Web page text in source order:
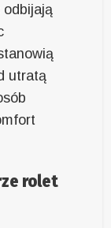
utratą
rolet